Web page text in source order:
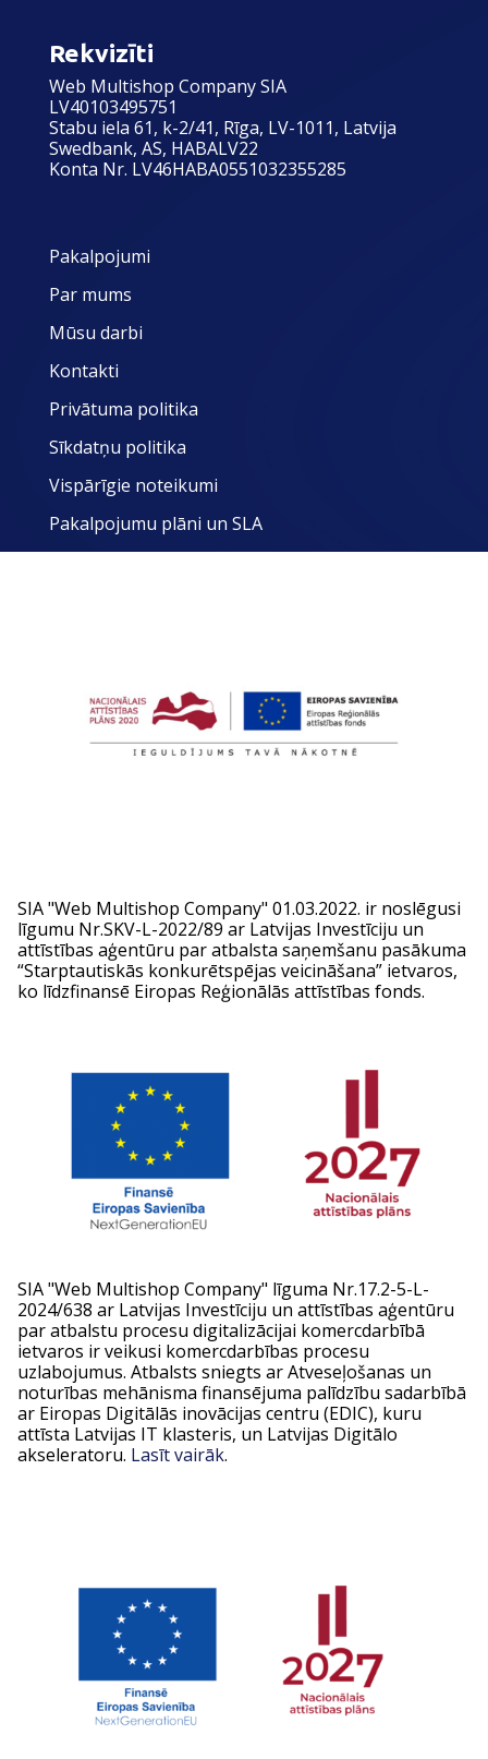
Rekvizīti
Web Multishop Company SIA
LV40103495751
Stabu iela 61, k-2/41, Rīga, LV-1011, Latvija
Swedbank, AS, HABALV22
Konta Nr. LV46HABA0551032355285
Pakalpojumi
Par mums
Mūsu darbi
Kontakti
Privātuma politika
Sīkdatņu politika
Vispārīgie noteikumi
Pakalpojumu plāni un SLA
SIA "Web Multishop Company" 01.03.2022. ir noslēgusi
līgumu Nr.SKV-L-2022/89 ar Latvijas Investīciju un
attīstības aģentūru par atbalsta saņemšanu pasākuma
“Starptautiskās konkurētspējas veicināšana” ietvaros,
ko līdzfinansē Eiropas Reģionālās attīstības fonds.
SIA "Web Multishop Company" līguma Nr.17.2-5-L-
2024/638 ar Latvijas Investīciju un attīstības aģentūru
par atbalstu procesu digitalizācijai komercdarbībā
ietvaros ir veikusi komercdarbības procesu
uzlabojumus. Atbalsts sniegts ar Atveseļošanas un
noturības mehānisma finansējuma palīdzību sadarbībā
ar Eiropas Digitālās inovācijas centru (EDIC), kuru
attīsta Latvijas IT klasteris, un Latvijas Digitālo
akseleratoru. Lasīt vairāk.